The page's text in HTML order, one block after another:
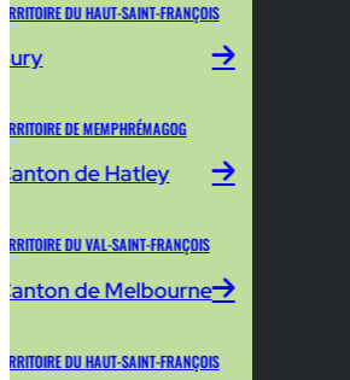
DU HAUT-SAINT-FRANÇOIS
DE MEMPHRÉMAGOG
de Hatley
DU VAL-SAINT-FRANÇOIS
de Melbourne
DU HAUT-SAINT-FRANÇOIS